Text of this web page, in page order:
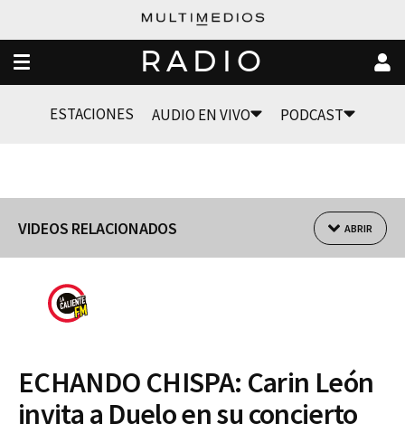
RADIO
ESTACIONES AUDIO EN VIVO PODCAST
VIDEOS RELACIONADOS ABRIR
ECHANDO CHISPA: Carin León
invita a Duelo en su concierto